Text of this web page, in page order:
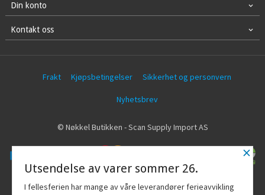
Din konto
Kontakt oss
Frakt Kjøpsbetingelser Sikkerhet og personvern
Nyhetsbrev
© Nøkkel Butikken - Scan Supply Import AS
Vår nettbutikk bruker cookies slik at du
×
Utsendelse av varer sommer 26.
I fellesferien har mange av våre leverandører ferieavvikling